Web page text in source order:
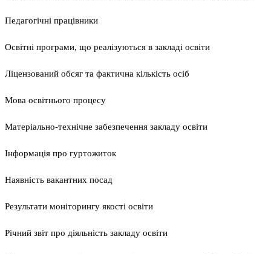
Педагогічні працівники
Освітні програми, що реалізуються в закладі освіти
Ліцензований обсяг та фактична кількість осіб
Мова освітнього процесу
Матеріально-технічне забезпечення закладу освіти
Інформація про гуртожиток
Наявність вакантних посад
Результати моніторингу якості освіти
Річний звіт про діяльність закладу освіти